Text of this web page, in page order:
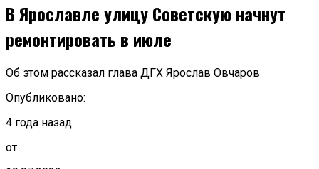
В Ярославле улицу Советскую начнут
ремонтировать в июле
Об этом рассказал глава ДГХ Ярослав Овчаров
Опубликовано:
4 года назад
от